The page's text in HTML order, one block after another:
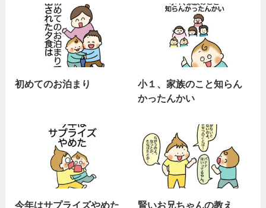
初めてのお泊まり
小１、家族のこと知らん
かったんかい
今年はサプライズやめた 賢いお兄ちゃんの教え